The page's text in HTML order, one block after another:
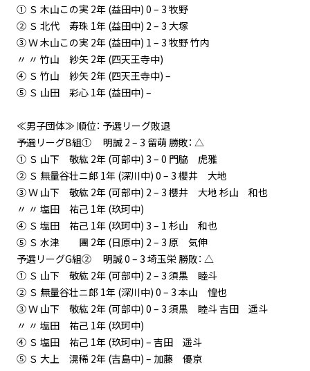
① Ｓ 木山この実 2年 (益田中) 0 – 3 牧野
② Ｓ 北代 寿珠 1年 (益田中) 2 – 3 大塚
③ Ｗ 木山この実 2年 (益田中) 1 – 3 牧野 竹内
〃 〃 竹山 紗矢 2年 (四天王寺中)
④ Ｓ 竹山 紗矢 2年 (四天王寺中) –
⑤ Ｓ 山田 彩心 1年 (益田中) –
≪男子団体≫ 順位： 予選リーグ敗退
予選リーグB組① 明誠 2 – 3 留萌 勝敗： △
① Ｓ 山下 敬紘 2年 (可部中) 3 – 0 門脇 虎雅
② Ｓ 無量谷壮ニ郎 1年 (深川中) 0 – 3 櫻井 大地
③ Ｗ 山下 敬紘 2年 (可部中) 2 – 3 櫻井 大地 杉山 和也
〃 〃 塩田 祐己 1年 (玖珂中)
④ Ｓ 塩田 祐己 1年 (玖珂中) 3 – 1 杉山 和也
⑤ Ｓ 水津 團 2年 (日原中) 2 – 3 原 気伸
予選リーグG組② 明誠 0 – 3 埼玉栄 勝敗： △
① Ｓ 山下 敬紘 2年 (可部中) 2 – 3 須黒 睦斗
② Ｓ 無量谷壮ニ郎 1年 (深川中) 0 – 3 本山 惶也
③ Ｗ 山下 敬紘 2年 (可部中) 0 – 3 須黒 睦斗 吉田 遥斗
〃 〃 塩田 祐己 1年 (玖珂中)
④ Ｓ 塩田 祐己 1年 (玖珂中) – 吉田 遥斗
⑤ Ｓ 大上 滉稀 2年 (吉島中) – 加藤 優京